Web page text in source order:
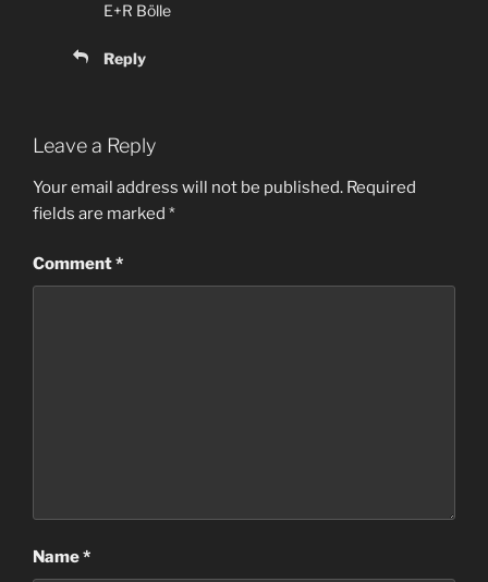
E+R Bölle
Reply
Leave a Reply
Your email address will not be published. Required
fields are marked *
Comment*
Name*